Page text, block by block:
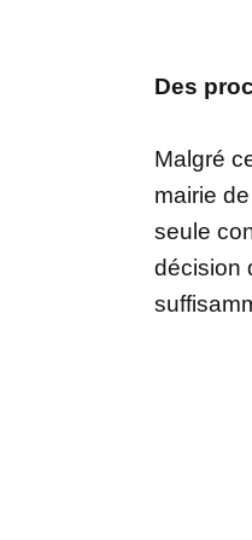
Des
Malgré
mairie
seule
décision